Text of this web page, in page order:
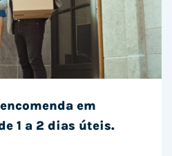
em
1 a 2 dias úteis.